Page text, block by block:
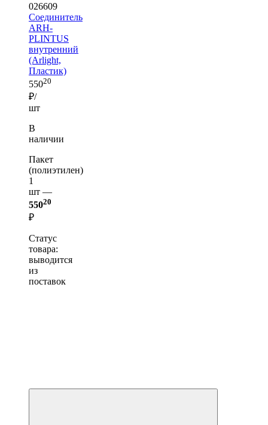
026609
Соединитель
ARH-
PLINTUS
внутренний
(Arlight,
Пластик)
55020
₽/
шт
В
наличии
Пакет
(полиэтилен)
1
шт —
55020
₽
Статус
товара:
выводится
из
поставок